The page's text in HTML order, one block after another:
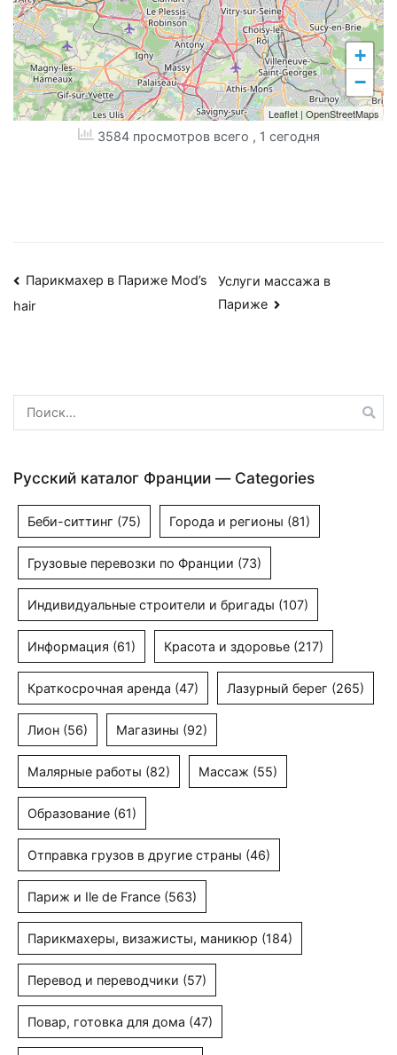
+
−
Leaflet | OpenStreetMaps
3584 просмотров всего , 1 сегодня
Навигация
по
Парикмахер в Париже Mod’s
hair
Услуги массажа в
Париже
Найти:
Русский каталог Франции — Categories
Беби-ситтинг (75) Города и регионы (81)
Грузовые перевозки по Франции (73)
Индивидуальные строители и бригады (107)
Информация (61) Красота и здоровье (217)
Краткосрочная аренда (47) Лазурный берег (265)
Лион (56) Магазины (92)
Малярные работы (82) Массаж (55)
Образование (61)
Отправка грузов в другие страны (46)
Париж и Ile de France (563)
Парикмахеры, визажисты, маникюр (184)
Перевод и переводчики (57)
Повар, готовка для дома (47)